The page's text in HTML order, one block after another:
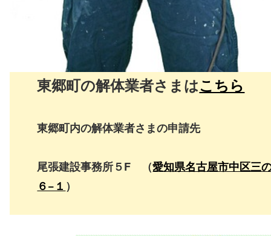
東郷町の解体業者さまはこちら
東郷町内の解体業者さまの申請先
尾張建設事務所５F （愛知県名古屋市中区三
６−１ ）